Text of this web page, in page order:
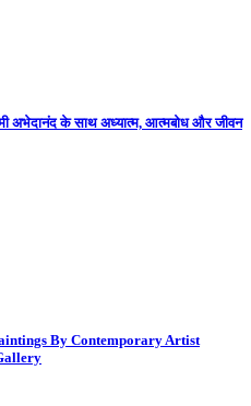
अभेदानंद के साथ अध्यात्म, आत्मबोध और जीवन
By Contemporary Artist